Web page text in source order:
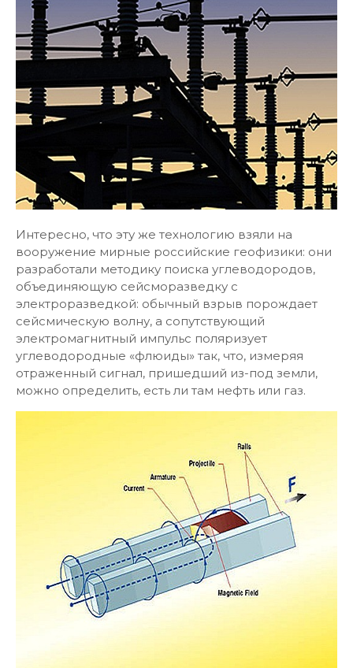
Интересно, что эту же технологию взяли на
вооружение мирные российские геофизики: они
разработали методику поиска углеводородов,
объединяющую сейсморазведку с
электроразведкой: обычный взрыв порождает
сейсмическую волну, а сопутствующий
электромагнитный импульс поляризует
углеводородные «флюиды» так, что, измеряя
отраженный сигнал, пришедший из-под земли,
можно определить, есть ли там нефть или газ.